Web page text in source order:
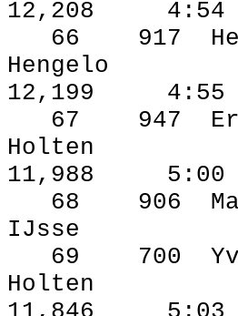
12,208
4:54
66
917
Hengelo
12,199
4:55
67
947
Holten
11,988
5:00
68
906
IJsse
69
700
Holten